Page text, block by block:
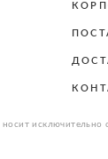
исключительно